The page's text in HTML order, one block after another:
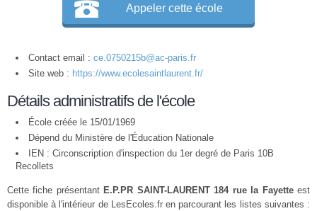
Appeler cette école
Contact email : ce.0750215b@ac-paris.fr
Site web : https://www.ecolesaintlaurent.fr/
Détails administratifs de l'école
École créée le 15/01/1969
Dépend du Ministère de l'Éducation Nationale
IEN : Circonscription d'inspection du 1er degré de Paris 10B
Recollets
Cette fiche présentant E.P.PR SAINT-LAURENT 184 rue la Fayetteest
disponible à l'intérieur de LesEcoles.fr en parcourant les listes suivantes :